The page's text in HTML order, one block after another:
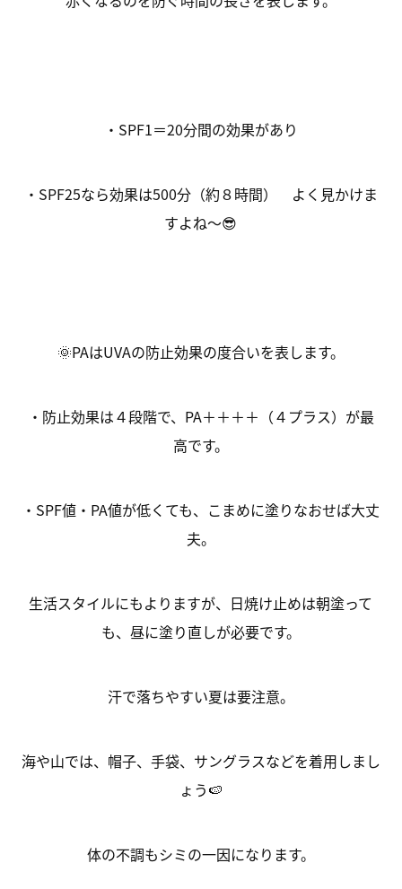
・SPF1＝20分間の効果があり
・SPF25なら効果は500分（約８時間） よく見かけま
すよね～😎
🌞PAはUVAの防止効果の度合いを表します。
・防止効果は４段階で、PA＋＋＋＋（４プラス）が最
高です。
・SPF値・PA値が低くても、こまめに塗りなおせば大丈
夫。
生活スタイルにもよりますが、日焼け止めは朝塗って
も、昼に塗り直しが必要です。
汗で落ちやすい夏は要注意。
海や山では、帽子、手袋、サングラスなどを着用しまし
ょう🍉
体の不調もシミの一因になります。